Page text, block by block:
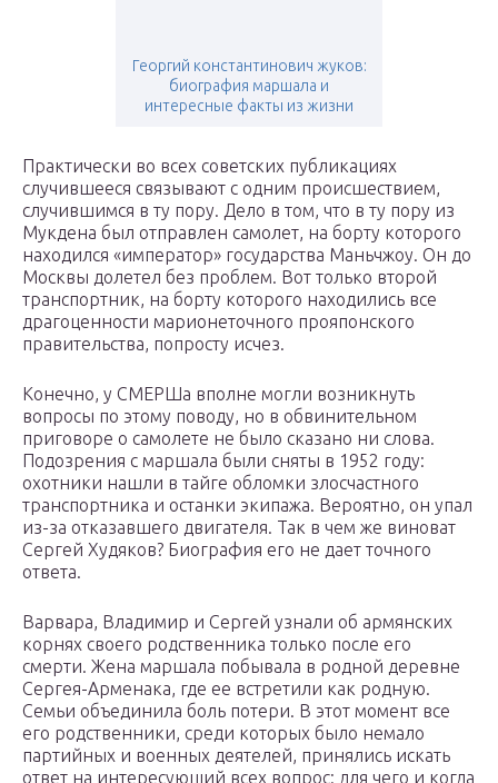
Георгий константинович жуков:
биография маршала и
интересные факты из жизни
Практически во всех советских публикациях
случившееся связывают с одним происшествием,
случившимся в ту пору. Дело в том, что в ту пору из
Мукдена был отправлен самолет, на борту которого
находился «император» государства Маньчжоу. Он до
Москвы долетел без проблем. Вот только второй
транспортник, на борту которого находились все
драгоценности марионеточного прояпонского
правительства, попросту исчез.
Конечно, у СМЕРШа вполне могли возникнуть
вопросы по этому поводу, но в обвинительном
приговоре о самолете не было сказано ни слова.
Подозрения с маршала были сняты в 1952 году:
охотники нашли в тайге обломки злосчастного
транспортника и останки экипажа. Вероятно, он упал
из-за отказавшего двигателя. Так в чем же виноват
Сергей Худяков? Биография его не дает точного
ответа.
Варвара, Владимир и Сергей узнали об армянских
корнях своего родственника только после его
смерти. Жена маршала побывала в родной деревне
Сергея-Арменака, где ее встретили как родную.
Семьи объединила боль потери. В этот момент все
его родственники, среди которых было немало
партийных и военных деятелей, принялись искать
ответ на интересующий всех вопрос: для чего и когда